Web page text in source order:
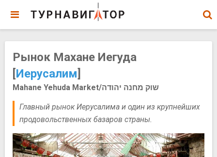
Рынок Махане Иегуда
[Иерусалим]
Mahane Yehuda Market/שוק מחנה יהודה
Главный рынок Иерусалима и один из крупнейших
продовольственных базаров страны.